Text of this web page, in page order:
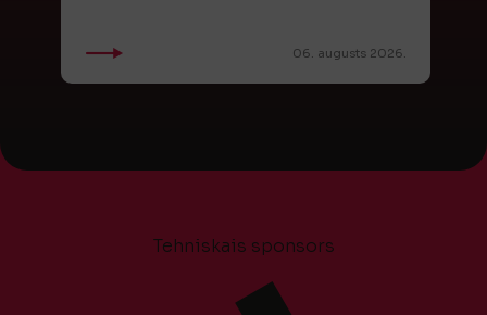
06. augusts 2026.
Tehniskais sponsors